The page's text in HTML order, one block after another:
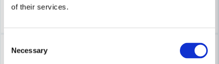
of their services.
Selection
Necessary
Köp
-16%